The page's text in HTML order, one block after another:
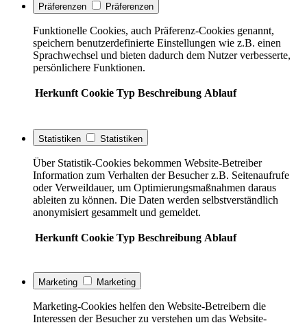
Präferenzen Präferenzen
Funktionelle Cookies, auch Präferenz-Cookies genannt,
speichern benutzerdefinierte Einstellungen wie z.B. einen
Sprachwechsel und bieten dadurch dem Nutzer verbesserte,
persönlichere Funktionen.
Herkunft Cookie Typ Beschreibung Ablauf
Statistiken Statistiken
Über Statistik-Cookies bekommen Website-Betreiber
Information zum Verhalten der Besucher z.B. Seitenaufrufe
oder Verweildauer, um Optimierungsmaßnahmen daraus
ableiten zu können. Die Daten werden selbstverständlich
anonymisiert gesammelt und gemeldet.
Herkunft Cookie Typ Beschreibung Ablauf
Marketing Marketing
Marketing-Cookies helfen den Website-Betreibern die
Interessen der Besucher zu verstehen um das Website-